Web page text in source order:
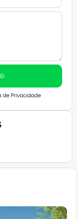
de Privacidade